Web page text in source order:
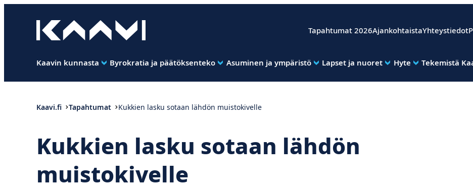
sisältöön
Kaavin kunta
pimee.
Tapahtumat 2026AjankohtaistaYhteystiedot
Kaavin kunnasta Byrokratia ja päätöksenteko Asuminen ja ympäristö Lapset ja nuoret Hyte Tekemistä
Kaavi.fi Tapahtumat Kukkien lasku sotaan lähdön muistokivelle
Kukkien lasku sotaan lähdön
muistokivelle